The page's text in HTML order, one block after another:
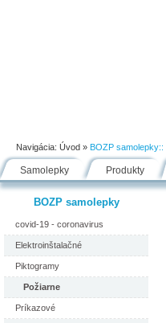
Navigácia: Úvod » BOZP samolepky::
Samolepky Produkty
BOZP samolepky
covid-19 - coronavirus
Elektroinštalačné
Piktogramy
Požiarne
Príkazové